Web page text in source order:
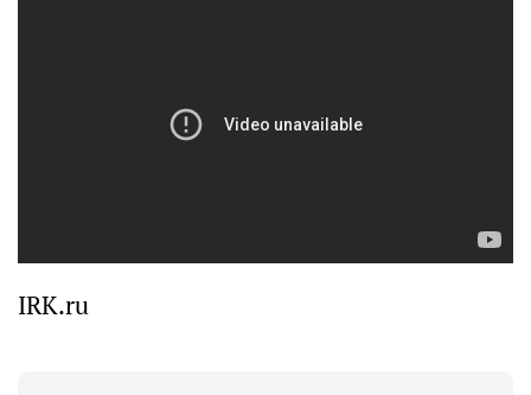
IRK.ru